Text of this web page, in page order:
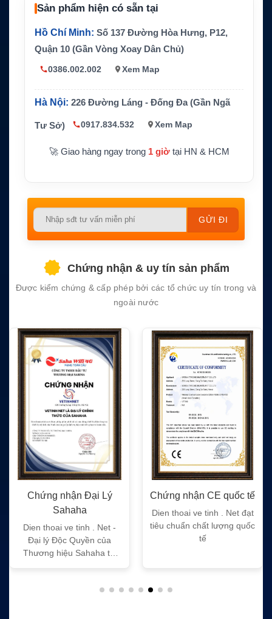
Đoạn chuyển SAT 50cm, TNC cái – SMA đực
Anten tương thích Beam Inmarsat ISD700
Khối lượng đóng hộp Khoảng 25kg
Sản phẩm hiện có sẵn tại
Hồ Chí Minh: Số 137 Đường Hòa Hưng, P12,
Quận 10 (Gần Vòng Xoay Dân Chủ)
0386.002.002 Xem Map
Hà Nội: 226 Đường Láng - Đống Đa (Gần Ngã
Tư Sở) 0917.834.532 Xem Map
🚀 Giao hàng ngay trong 1 giờtại HN & HCM
Please
empty.
Chứng nhận & uy tín sản phẩm
Được kiểm chứng & cấp phép bởi các tổ chức uy tín trong và
ngoài nước
Chứng nhận Đại Lý
Sahaha
Dien thoai ve tinh . Net -
Đại lý Độc Quyền của
Thương hiệu Sahaha tại
Chứng nhận CE quốc tế
Dien thoai ve tinh . Net đạt
tiêu chuẩn chất lượng quốc
tế